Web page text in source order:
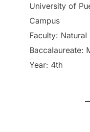
University of
Campus
Faculty: Natural
Baccalaureate:
Year: 4th